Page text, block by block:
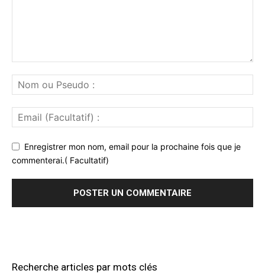
Enregistrer mon nom, email pour la prochaine fois que je
commenterai.( Facultatif)
Recherche articles par mots clés